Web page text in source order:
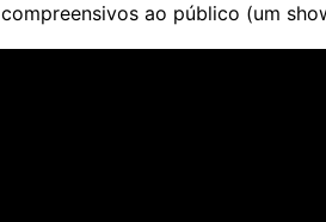
compreensivos ao público (um